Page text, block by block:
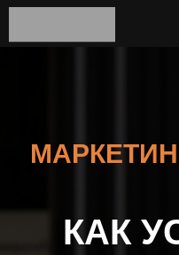
КАК